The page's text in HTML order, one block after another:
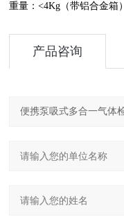
重量：<4Kg（带铝合金箱）
产品咨询